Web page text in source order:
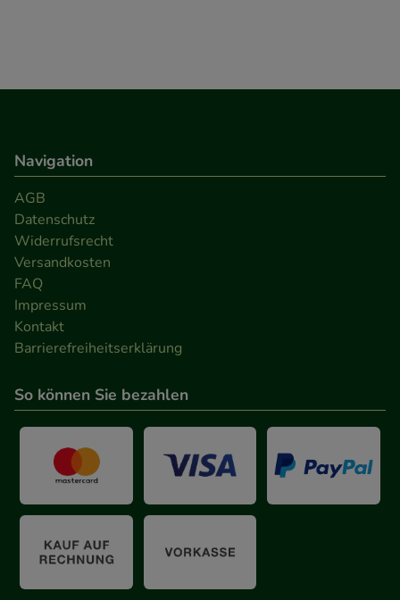
anzuzeigen und unser Partnerprogramm zu
Statistik & Tracking:
Informationen über die Art und Weise der Nutzung
unserer Website sammeln, mit deren Hilfe wir
unsere Website weiter für Sie optimieren können,
den Inhalt auf unserer Website aber auch die
Werbung auf Drittseiten möglichst relevant für Sie
zu gestalten. Bitte beachten Sie, dass Daten hierfür
teilweise an Dritte wie z.B. Google oder soziale
Medien übertragen werden.
Navigation
AGB
Datenschutz
Widerrufsrecht
Versandkosten
FAQ
Impressum
Kontakt
Barrierefreiheitserklärung
So können Sie bezahlen